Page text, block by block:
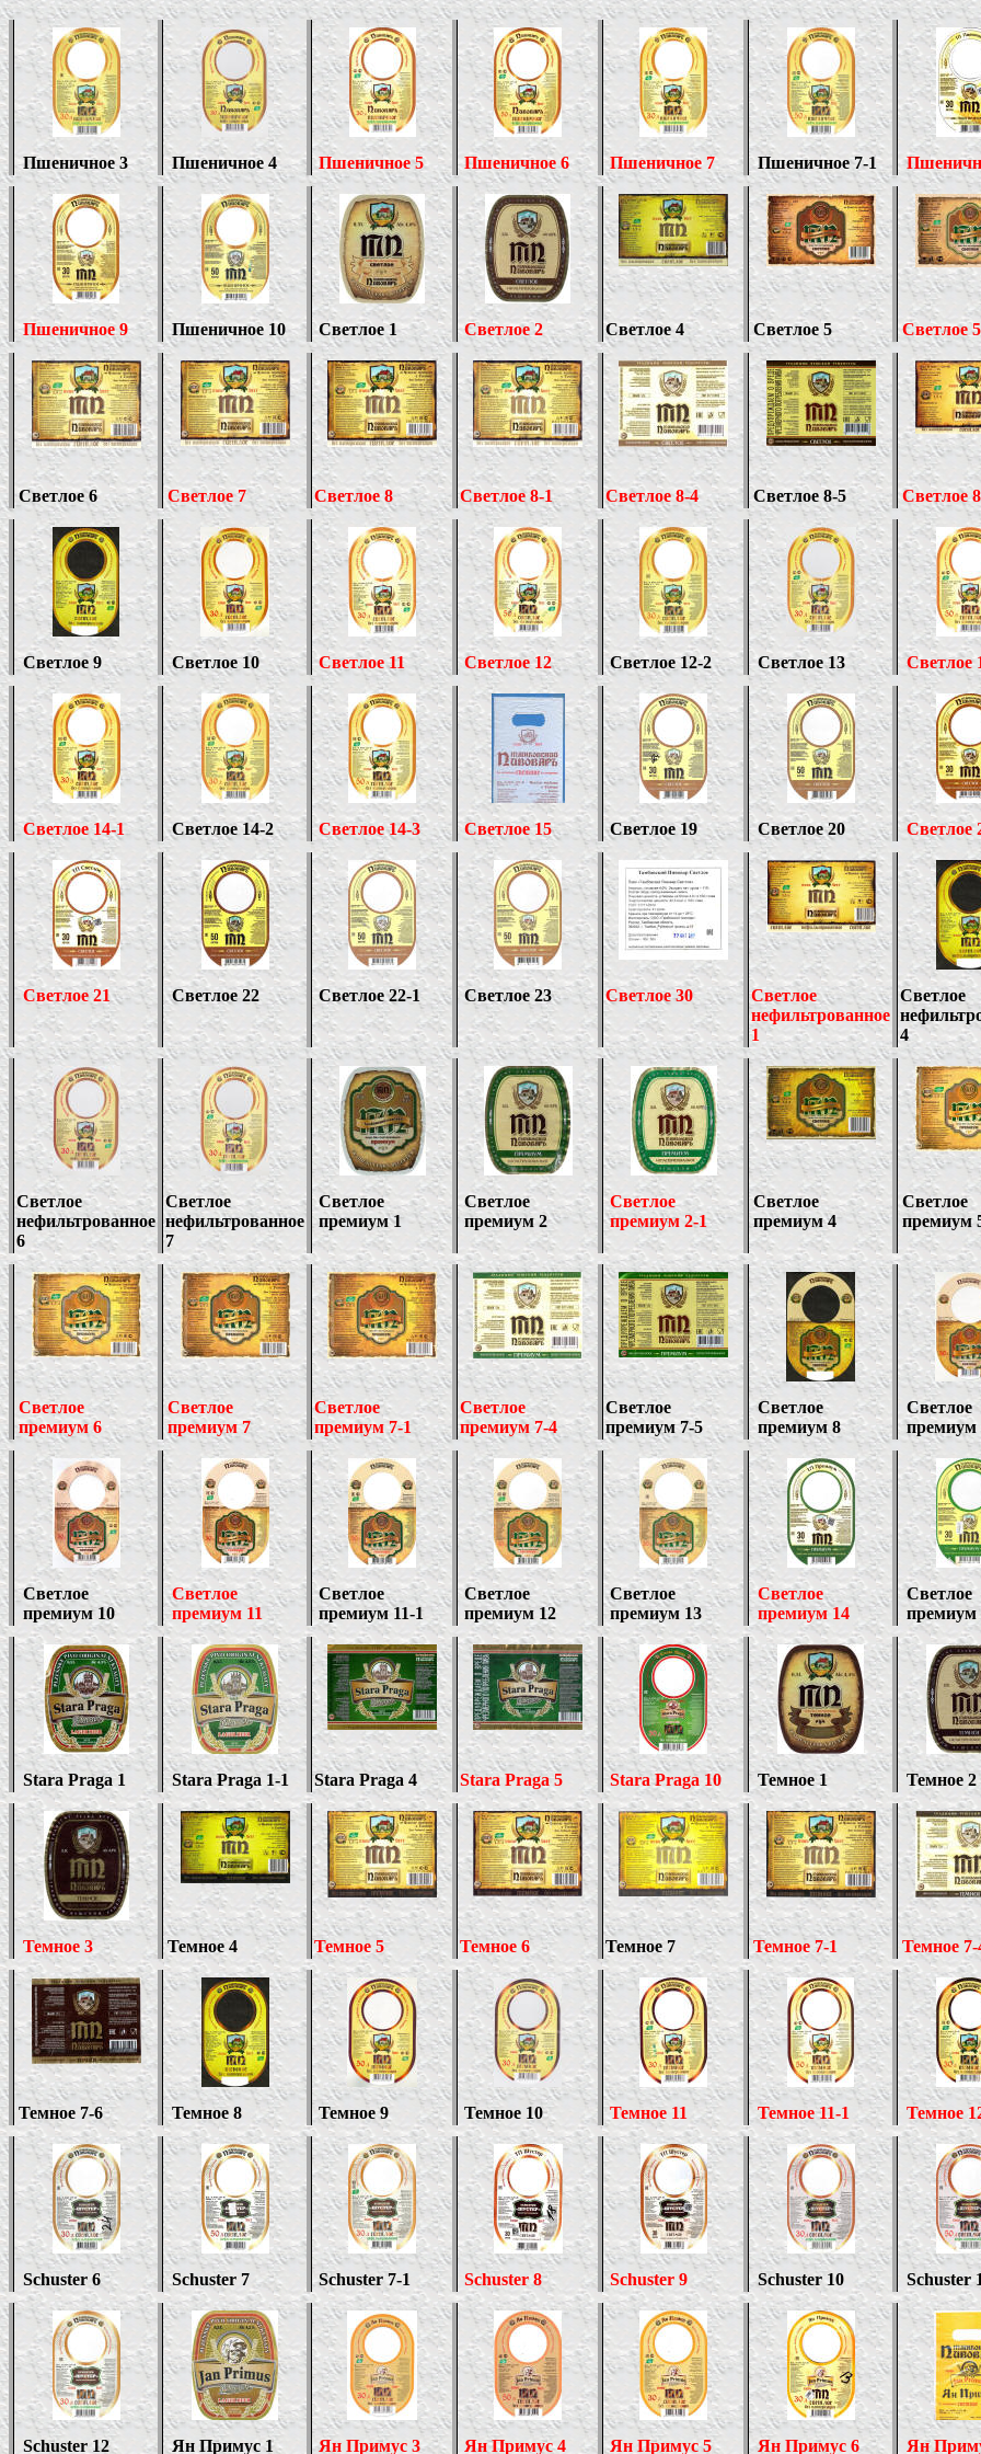
Пшеничное 3 Пшеничное 4 Пшеничное5 Пшеничное6 Пшеничное 7 Пшеничное 7-1
Пшеничное 9 Пшеничное 10 Светлое 1 Светлое 2 Светлое 4 Светлое 5 Светлое
Светлое 6 Светлое7 Светлое 8 Светлое 8-1 Светлое 8-4 Светлое 8-5 Светлое
Светлое 9 Светлое 10 Светлое 11 Светлое 12 Светлое12-2 Светлое13 Светлое
Светлое 14-1 Светлое14-2 Светлое 14-3 Светлое 15 Светлое19 Светлое20 Светлое
Светлое 21 Светлое 22 Светлое 22-1 Светлое 23 Светлое 30
Светлое
нефильтрованное
1
Светлое
4
Светлое
нефильтрованное
6
Светлое
нефильтрованное
7
Светлое
премиум 1
Светлое
премиум 2
Светлое
премиум 2-1
Светлое
премиум 4
Светлое
премиум
Светлое
премиум 6
Светлое
премиум 7
Светлое
премиум 7-1
Светлое
премиум 7-4
Светлое
премиум 7-5
Светлое
премиум 8
Светлое
премиум
Светлое
премиум 10
Светлое
премиум 11
Светлое
премиум 11-1
Светлое
премиум 12
Светлое
премиум 13
Светлое
премиум 14
Светлое
премиум
Stara Praga 1 Stara Praga 1-1 Stara Praga 4 Stara Praga 5 Stara Praga 10 Темное 1 Темное 2
Темное 3 Темное 4 Темное 5 Темное 6 Темное 7 Темное 7-1 Темное 7-
Темное 7-6 Темное 8 Темное 9 Темное 10 Темное 11 Темное 11-1 Темное
Schuster 6 Schuster 7 Schuster 7-1 Schuster 8 Schuster 9 Schuster10 Schuster
Schuster 12 Ян Примус 1 Ян Примус 3 Ян Примус 4 Ян Примус 5 Ян Примус 6 Ян